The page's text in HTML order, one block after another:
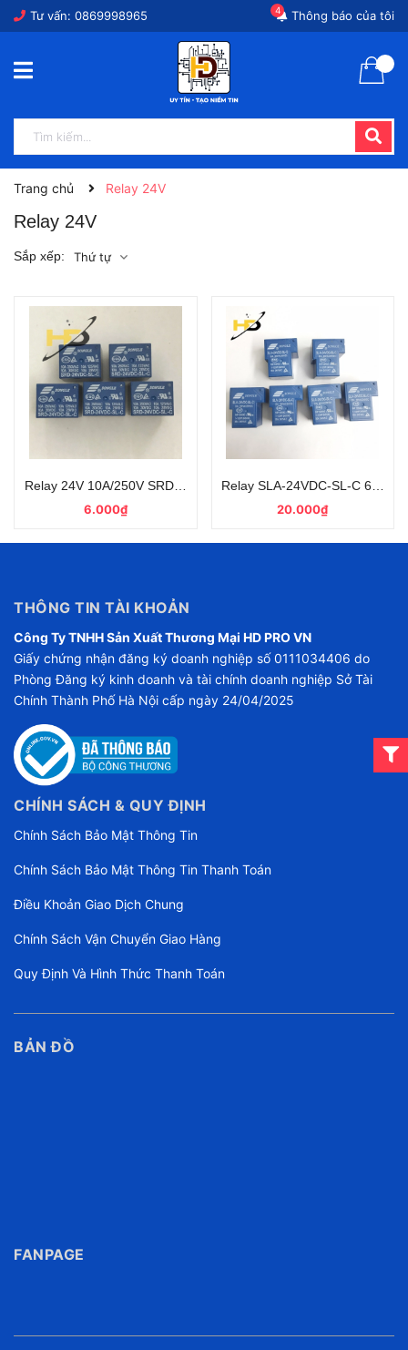
Tư vấn: 0869998965 Thông báo của tôi
4
Trang chủ Relay 24V
Relay 24V
Sắp xếp: Thứ tự
Relay 24V 10A/250V SRD-24VDC-SL-C 5 Chân Chính Hãng
6.000₫
Relay SLA-24VDC-SL-C 6
20.000₫
THÔNG TIN TÀI KHOẢN
Công Ty TNHH Sản Xuất Thương Mại HD PRO VN
Giấy chứng nhận đăng ký doanh nghiệp số 0111034406 do
Phòng Đăng ký kinh doanh và tài chính doanh nghiệp Sở Tài
Chính Thành Phố Hà Nội cấp ngày 24/04/2025
CHÍNH SÁCH & QUY ĐỊNH
Chính Sách Bảo Mật Thông Tin
Chính Sách Bảo Mật Thông Tin Thanh Toán
Điều Khoản Giao Dịch Chung
Chính Sách Vận Chuyển Giao Hàng
Quy Định Và Hình Thức Thanh Toán
BẢN ĐỒ
FANPAGE